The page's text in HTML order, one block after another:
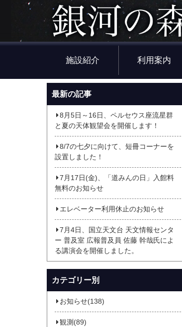
施設紹介 利用案内
最新の記事
8月5日～16日、ペルセウス座流星群
と夏の天体観望会を開催します！
8/7の七夕に向けて、短冊コーナーを
設置しました！
7月17日(金)、「道みんの日」入館料
無料のお知らせ
エレベーター利用休止のお知らせ
7月4日、国立天文台 天文情報センタ
ー 普及室 広報普及員 佐藤 幹哉氏によ
る講演会を開催しました。
カテゴリー別
お知らせ(138)
観測(89)